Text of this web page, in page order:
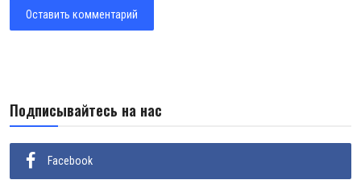
Оставить комментарий
Подписывайтесь на нас
Facebook